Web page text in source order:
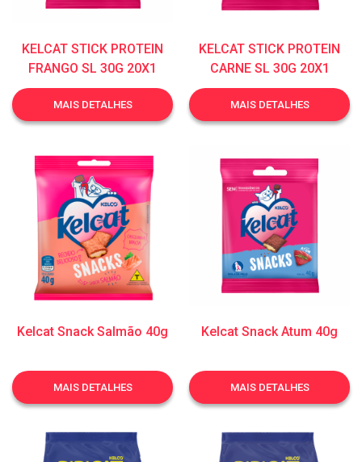
KELCAT STICK PROTEIN
FRANGO SL 30G 20X1
MAIS DETALHES
KELCAT STICK PROTEIN
CARNE SL 30G 20X1
MAIS DETALHES
Kelcat Snack Salmão 40g
MAIS DETALHES
Kelcat Snack Atum 40g
MAIS DETALHES